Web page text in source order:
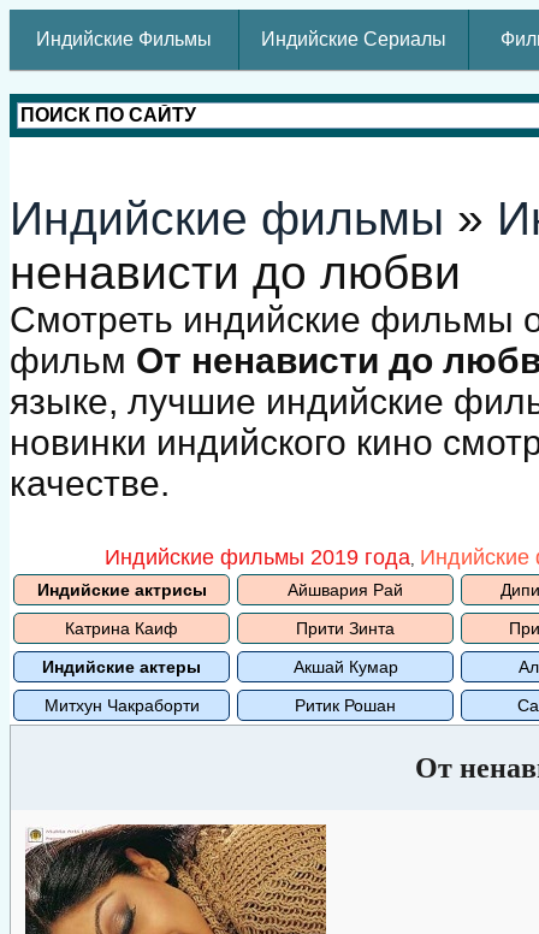
Индийские Фильмы Индийские Сериалы
Индийские фильмы »
ненависти до любви
Смотреть индийские фильмы
фильм От ненависти до
языке, лучшие индийские
новинки индийского кино
качестве.
Индийские фильмы 2019 года,
Индийские актрисы Айшвария Рай
Катрина Каиф
Прити Зинта
Индийские актеры
Акшай Кумар
Митхун Чакраборти
Ритик Рошан
От